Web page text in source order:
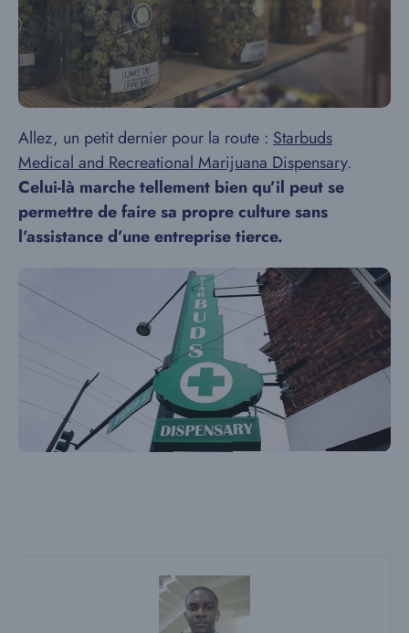
Allez, un petit dernier pour la route : Starbuds
Medical and Recreational Marijuana Dispensary.
Celui-là marche tellement bien qu’il peut se
permettre de faire sa propre culture sans
l’assistance d’une entreprise tierce.